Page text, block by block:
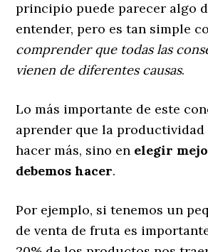
principio puede parecer algo
entender, pero es tan simple
comprender que todas las
vienen de diferentes causas.
Lo más importante de este
aprender que la productividad
hacer más, sino en elegir
debemos hacer.
Por ejemplo, si tenemos un
de venta de fruta es